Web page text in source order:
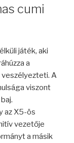
cumi
játék, aki
a
A
viszont
az X5-ös
vezetője
a másik